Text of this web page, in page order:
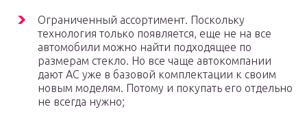
Ограниченный ассортимент. Поскольку
технология только появляется, еще не на все
автомобили можно найти подходящее по
размерам стекло. Но все чаще автокомпании
дают АС уже в базовой комплектации к своим
новым моделям. Потому и покупать его отдельно
не всегда нужно;